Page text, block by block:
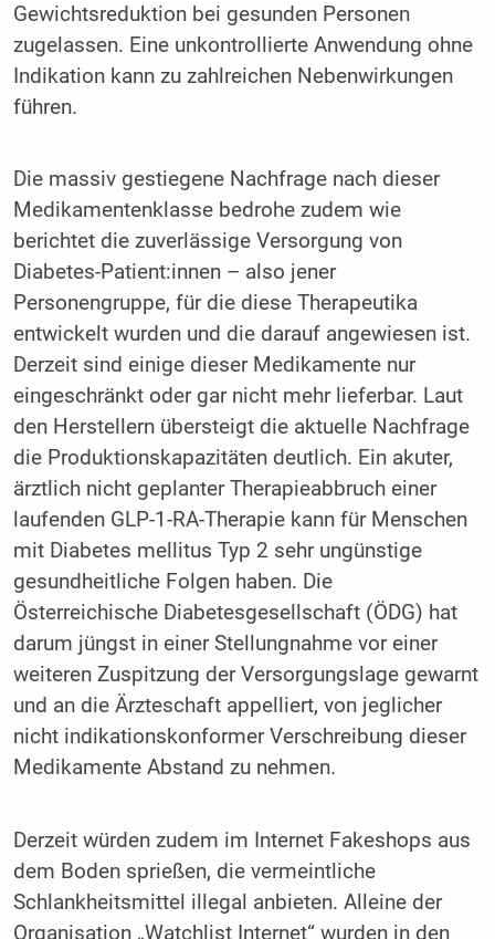
Gewichtsreduktion bei gesunden Personen
zugelassen. Eine unkontrollierte Anwendung ohne
Indikation kann zu zahlreichen Nebenwirkungen
führen.
Die massiv gestiegene Nachfrage nach dieser
Medikamentenklasse bedrohe zudem wie
berichtet die zuverlässige Versorgung von
Diabetes-Patient:innen – also jener
Personengruppe, für die diese Therapeutika
entwickelt wurden und die darauf angewiesen ist.
Derzeit sind einige dieser Medikamente nur
eingeschränkt oder gar nicht mehr lieferbar. Laut
den Herstellern übersteigt die aktuelle Nachfrage
die Produktionskapazitäten deutlich. Ein akuter,
ärztlich nicht geplanter Therapieabbruch einer
laufenden GLP-1-RA-Therapie kann für Menschen
mit Diabetes mellitus Typ 2 sehr ungünstige
gesundheitliche Folgen haben. Die
Österreichische Diabetesgesellschaft (ÖDG) hat
darum jüngst in einer Stellungnahme vor einer
weiteren Zuspitzung der Versorgungslage gewarnt
und an die Ärzteschaft appelliert, von jeglicher
nicht indikationskonformer Verschreibung dieser
Medikamente Abstand zu nehmen.
Derzeit würden zudem im Internet Fakeshops aus
dem Boden sprießen, die vermeintliche
Schlankheitsmittel illegal anbieten. Alleine der
Organisation „Watchlist Internet“ wurden in den